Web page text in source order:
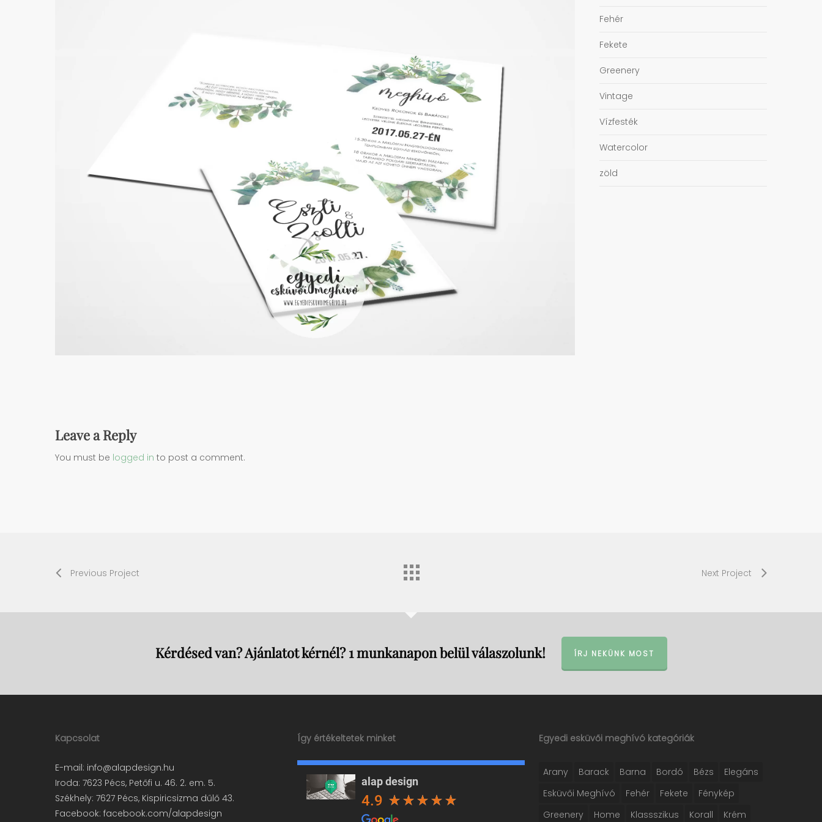
Leave a Reply
You must be logged in to post a comment.
Fehér
Fekete
Greenery
Vintage
Vízfesték
Watercolor
zöld
Previous Project Next Project
Kérdésed van? Ajánlatot kérnél? 1 munkanapon belül válaszolunk! ÍRJ NEKÜNK MOST
Kapcsolat
E-mail: info@alapdesign.hu
Iroda: 7623 Pécs, Petőfi u. 46. 2. em. 5.
Székhely: 7627 Pécs, Kispiricsizma dűlő 43.
Facebook: facebook.com/alapdesign
Így értékeltetek minket
alap design
4.9
Egyedi esküvői meghívó kategóriák
Arany Barack Barna Bordó Bézs
Elegáns
Esküvői Meghívó
Fehér Fekete
Fénykép
Greenery
Home Klassszikus Korall Krém